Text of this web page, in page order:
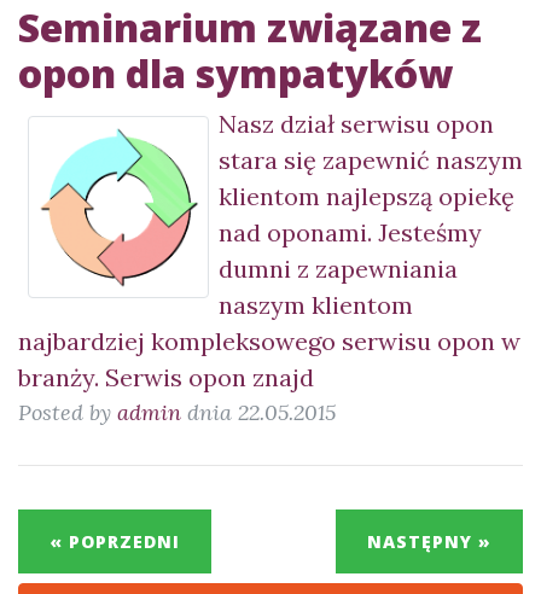
Seminarium związane z
opon dla sympatyków
Nasz dział serwisu opon
stara się zapewnić naszym
klientom najlepszą opiekę
nad oponami. Jesteśmy
dumni z zapewniania
naszym klientom
najbardziej kompleksowego serwisu opon w
branży. Serwis opon znajd
Posted by admin dnia 22.05.2015
« POPRZEDNI NASTĘPNY »